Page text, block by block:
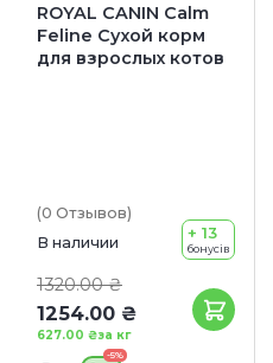
ROYAL CANIN Calm
Feline Сухой корм
для взрослых котов
(0 Отзывов)
В наличии
1320.00 ₴
1254.00 ₴
за кг
627.00 ₴
+ 13
бонусів
-5%